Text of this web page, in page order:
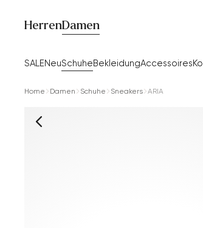
HerrenDamen
SALENeuSchuheBekleidungAccessoires
Home Damen Schuhe Sneakers ARIA